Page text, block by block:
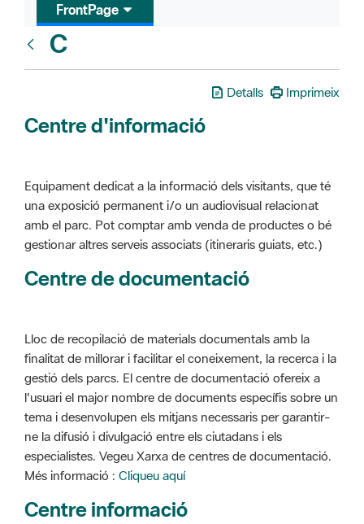
FrontPage
C
Detalls Imprimeix
Centre d'informació
Equipament dedicat a la informació dels visitants, que té
una exposició permanent i/o un audiovisual relacionat
amb el parc. Pot comptar amb venda de productes o bé
gestionar altres serveis associats (itineraris guiats, etc.)
Centre de documentació
Lloc de recopilació de materials documentals amb la
finalitat de millorar i facilitar el coneixement, la recerca i la
gestió dels parcs. El centre de documentació ofereix a
l'usuari el major nombre de documents específis sobre un
tema i desenvolupen els mitjans necessaris per garantir-
ne la difusió i divulgació entre els ciutadans i els
especialistes. Vegeu Xarxa de centres de documentació.
Més informació : Cliqueu aquí
Centre informació